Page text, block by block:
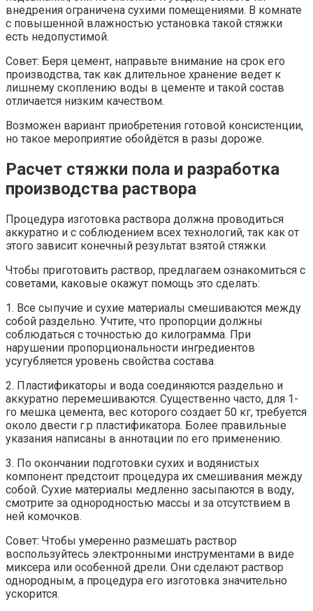
внедрения ограничена сухими помещениями. В комнате
с повышенной влажностью установка такой стяжки
есть недопустимой.
Совет: Беря цемент, направьте внимание на срок его
производства, так как длительное хранение ведет к
лишнему скоплению воды в цементе и такой состав
отличается низким качеством.
Возможен вариант приобретения готовой консистенции,
но такое мероприятие обойдётся в разы дороже.
Расчет стяжки пола и разработка
производства раствора
Процедура изготовка раствора должна проводиться
аккуратно и с соблюдением всех технологий, так как от
этого зависит конечный результат взятой стяжки.
Чтобы приготовить раствор, предлагаем ознакомиться с
советами, каковые окажут помощь это сделать:
1. Все сыпучие и сухие материалы смешиваются между
собой раздельно. Учтите, что пропорции должны
соблюдаться с точностью до килограмма. При
нарушении пропорциональности ингредиентов
усугубляется уровень свойства состава.
2. Пластификаторы и вода соединяются раздельно и
аккуратно перемешиваются. Существенно часто, для 1-
го мешка цемента, вес которого создает 50 кг, требуется
около двести г.р пластификатора. Более правильные
указания написаны в аннотации по его применению.
3. По окончании подготовки сухих и водянистых
компонент предстоит процедура их смешивания между
собой. Сухие материалы медленно засыпаются в воду,
смотрите за однородностью массы и за отсутствием в
ней комочков.
Совет: Чтобы умеренно размешать раствор
воспользуйтесь электронными инструментами в виде
миксера или особенной дрели. Они сделают раствор
однородным, а процедура его изготовка значительно
ускорится.